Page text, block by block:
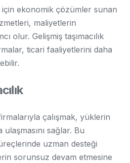
ekonomik çözümler sunan
maliyetlerin
olur. Gelişmiş taşımacılık
ticari faaliyetlerini daha
çalışmak, yüklerin
sağlar. Bu
uzman desteği
sorunsuz devam etmesine